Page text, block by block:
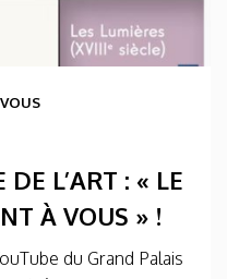
DE L’ART : « LE
À VOUS » !
du Grand Palais